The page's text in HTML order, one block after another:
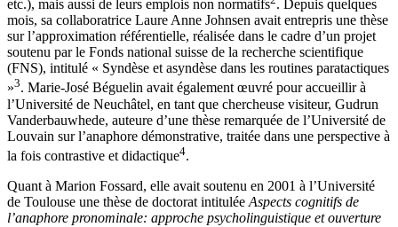
etc.), mais aussi de leurs emplois non normatifs . Depuis quelques
mois, sa collaboratrice Laure Anne Johnsen avait entrepris une thèse
sur l’approximation référentielle, réalisée dans le cadre d’un projet
soutenu par le Fonds national suisse de la recherche scientifique
(FNS), intitulé « Syndèse et asyndèse dans les routines paratactiques
»3. Marie-José Béguelin avait également œuvré pour accueillir à
l’Université de Neuchâtel, en tant que chercheuse visiteur, Gudrun
Vanderbauwhede, auteure d’une thèse remarquée de l’Université de
Louvain sur l’anaphore démonstrative, traitée dans une perspective à
la fois contrastive et didactique4.
Quant à Marion Fossard, elle avait soutenu en 2001 à l’Université
de Toulouse une thèse de doctorat intitulée Aspects cognitifs de
l’anaphore pronominale: approche psycholinguistique et ouverture